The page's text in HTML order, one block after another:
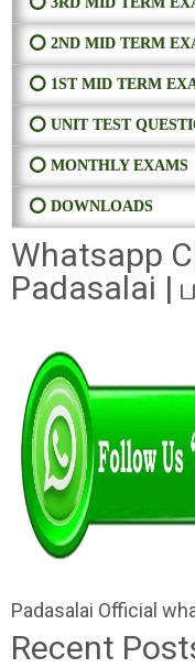
⭕ 2ND MID TERM
⭕ 1ST MID TERM
⭕ UNIT TEST
⭕ MONTHLY EXAMS
⭕ DOWNLOADS
Whatsapp
Padasalai |
Padasalai Official
Recent